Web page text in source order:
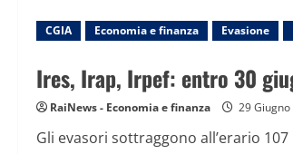
corpo”
Del
Mastro,
fertili
il
tumore
CGIA Economia e finanza Evasione
Ires, Irap, Irpef: entro 30
RaiNews - Economia e finanza 29
Gli evasori sottraggono all’erario